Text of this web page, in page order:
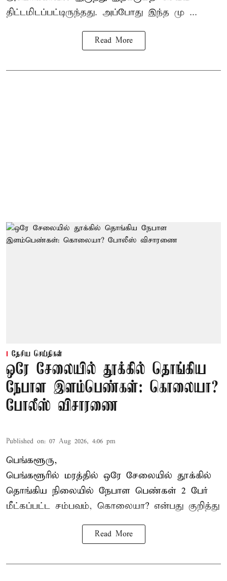
திட்டமிடப்பட்டிருந்தது. அப்போது இந்த மு ...
Read More
தேசிய செய்திகள்
ஒரே சேலையில் தூக்கில் தொங்கிய
நேபாள இளம்பெண்கள்: கொலையா?
போலீஸ் விசாரணை
Published on: 07 Aug 2026, 4:06 pm
பெங்களூரு,
பெங்களூரில் மரத்தில் ஒரே சேலையில் தூக்கில்
தொங்கிய நிலையில் நேபாள பெண்கள் 2 பேர்
மீட்கப்பட்ட சம்பவம், கொலையா? என்பது குறித்து
Read More